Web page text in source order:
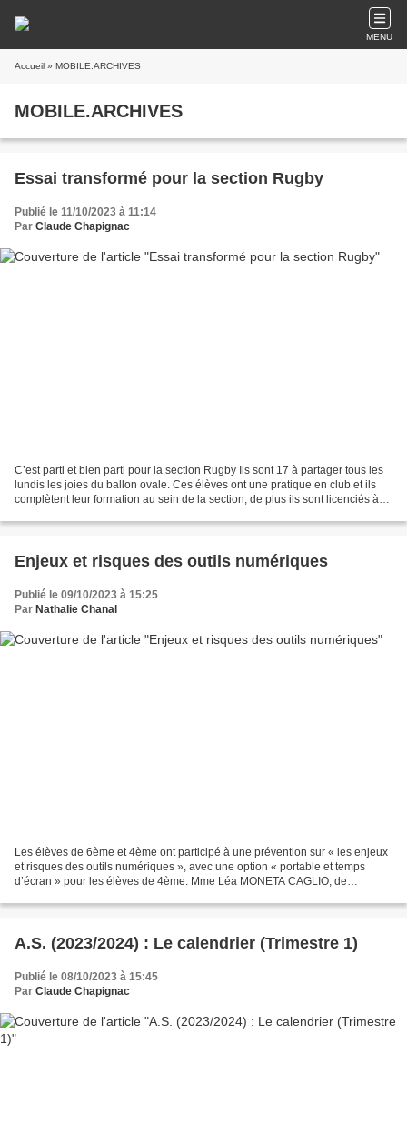
MENU
Accueil » MOBILE.ARCHIVES
MOBILE.ARCHIVES
Essai transformé pour la section Rugby
Publié le 11/10/2023 à 11:14
Par Claude Chapignac
C’est parti et bien parti pour la section Rugby Ils sont 17 à partager tous les
lundis les joies du ballon ovale. Ces élèves ont une pratique en club et ils
complètent leur formation au sein de la section, de plus ils sont licenciés à
Enjeux et risques des outils numériques
Publié le 09/10/2023 à 15:25
Par Nathalie Chanal
Les élèves de 6ème et 4ème ont participé à une prévention sur « les enjeux
et risques des outils numériques », avec une option « portable et temps
d’écran » pour les élèves de 4ème. Mme Léa MONETA CAGLIO, de
A.S. (2023/2024) : Le calendrier (Trimestre 1)
Publié le 08/10/2023 à 15:45
Par Claude Chapignac